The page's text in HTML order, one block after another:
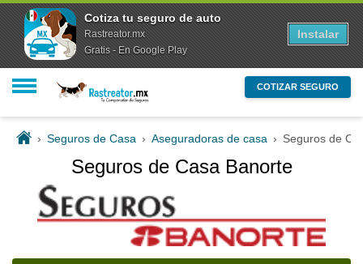
COTIZAR SEGURO
› Seguros de Casa › Aseguradoras de casa › Seguros de
Seguros de Casa Banorte
Cotiza tu seguro de auto
Rastreator.mx
Gratis - En Google Play
Instalar